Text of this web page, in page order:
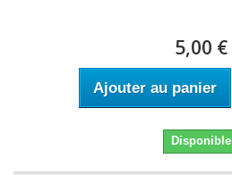
5,00 €
Ajouter au panier
Disponible